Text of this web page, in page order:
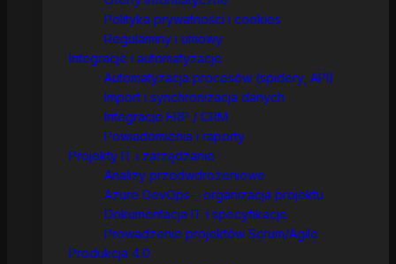
Polityka prywatności i cookies
Regulaminy i umowy
Integracje i automatyzacje
Automatyzacja procesów (spidery, API)
Import i synchronizacja danych
Integracje ERP / CRM
Powiadomienia i raporty
Projekty IT i zarządzanie
Analizy przedwdrożeniowe
Azure DevOps – organizacja projektu
Dokumentacja IT i specyfikacje
Prowadzenie projektów Scrum/Agile
Produkcja 4.0